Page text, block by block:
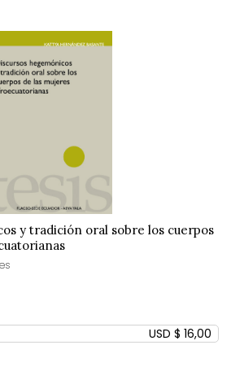
y tradición oral sobre los cuerpos
USD $ 16,00